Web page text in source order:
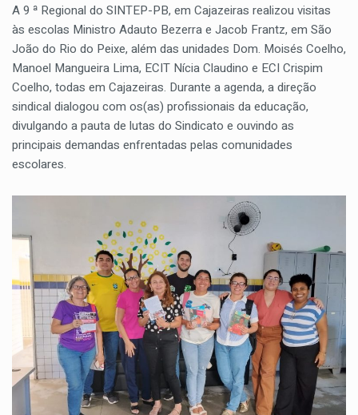
A 9 ª Regional do SINTEP-PB, em Cajazeiras realizou visitas
às escolas Ministro Adauto Bezerra e Jacob Frantz, em São
João do Rio do Peixe, além das unidades Dom. Moisés Coelho,
Manoel Mangueira Lima, ECIT Nícia Claudino e ECI Crispim
Coelho, todas em Cajazeiras. Durante a agenda, a direção
sindical dialogou com os(as) profissionais da educação,
divulgando a pauta de lutas do Sindicato e ouvindo as
principais demandas enfrentadas pelas comunidades
escolares.